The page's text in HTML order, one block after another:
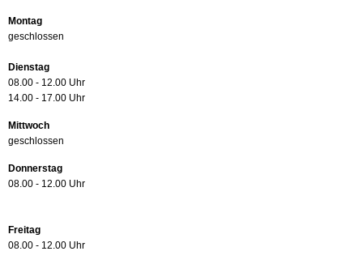
Montag
geschlossen
Dienstag
08.00 - 12.00 Uhr
14.00 - 17.00 Uhr
Mittwoch
geschlossen
Donnerstag
08.00 - 12.00 Uhr
Freitag
08.00 - 12.00 Uhr